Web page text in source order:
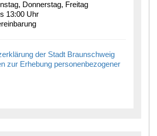
Donnerstag, Freitag
13:00 Uhr
der Stadt Braunschweig
zur Erhebung personenbezogener